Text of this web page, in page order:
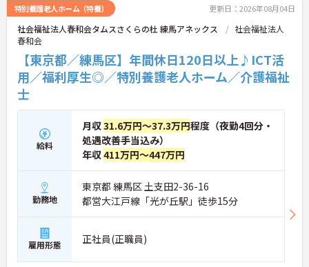
特別養護老人ホーム（特養） 更新日：2026年08月04日
社会福祉法人春和会タムスさくらの杜 練馬アネックス
社会福祉法人
春和会
【東京都／練馬区】年間休日120日以上♪ICT活
用／福利厚生◎／特別養護老人ホーム／介護福祉
士
給料
月収31.6万円～37.3万円程度（夜勤4回分・
処遇改善手当込み）
年収411万円～447万円
勤務地
東京都 練馬区 土支田2-36-16
都営大江戸線「光が丘駅」徒歩15分
雇用形態 正社員(正職員)